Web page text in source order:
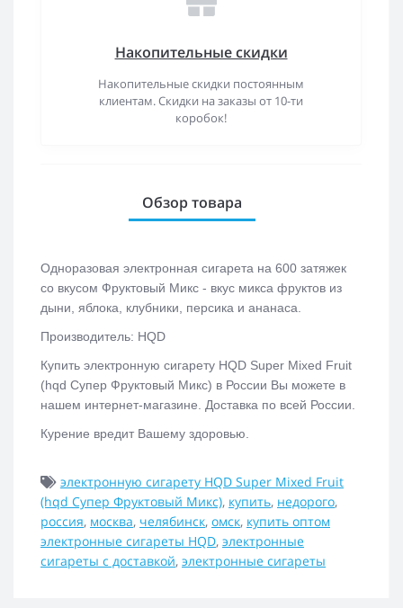
Накопительные скидки
Накопительные скидки постоянным
клиентам. Скидки на заказы от 10-ти
коробок!
Обзор товара
Одноразовая электронная сигарета на 600 затяжек
со вкусом Фруктовый Микс - вкус микса фруктов из
дыни, яблока, клубники, персика и ананаса.
Производитель: HQD
Купить электронную сигарету HQD Super Mixed Fruit
(hqd Супер Фруктовый Микс) в России Вы можете в
нашем интернет-магазине. Доставка по всей России.
Курение вредит Вашему здоровью.
электронную сигарету HQD Super Mixed Fruit
(hqd Супер Фруктовый Микс), купить, недорого,
россия, москва, челябинск, омск, купить оптом
электронные сигареты HQD, электронные
сигареты с доставкой, электронные сигареты